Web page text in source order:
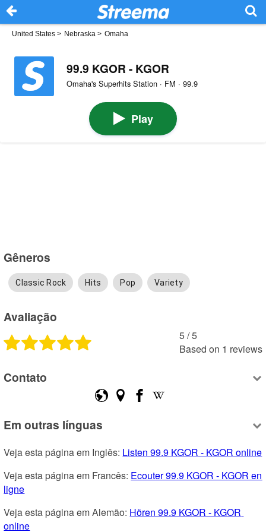
United States > Nebraska > Omaha
99.9 KGOR - KGOR
Omaha's Superhits Station · FM · 99.9
Play
Gêneros
Classic Rock Hits Pop Variety
Avaliação
5 /5
Based on 1 reviews
Contato
Em outras línguas
Veja esta página em Inglês: Listen 99.9 KGOR - KGOR online
Veja esta página em Francês: Ecouter 99.9 KGOR - KGOR en
ligne
Veja esta página em Alemão: Hören 99.9 KGOR - KGOR
online